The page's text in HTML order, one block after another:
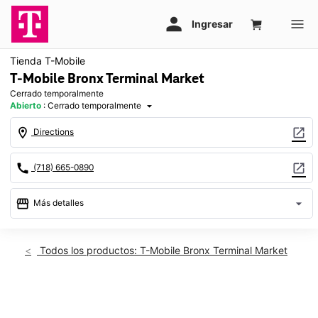
Tienda T-Mobile
T-Mobile Bronx Terminal Market
Cerrado temporalmente
Abierto : Cerrado temporalmente arrow_drop_down
location_on Directions open_in_new
call (718) 665-0890 open_in_new
storefront Más detalles arrow_drop_down
access_time
Jue.: cerrado temporalmente
Todos los productos: T-Mobile Bronx Terminal Market